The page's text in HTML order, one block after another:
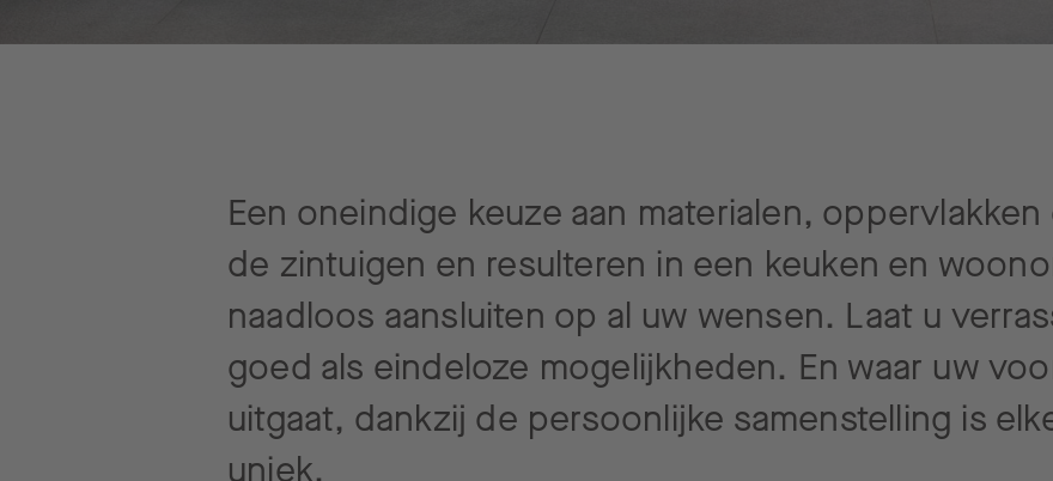
Een oneindige keuze aan materialen,
de zintuigen en resulteren in een keuken en
naadloos aansluiten op al uw wensen. Laat u
goed als eindeloze mogelijkheden. En waar uw
uitgaat, dankzij de persoonlijke samenstelling is
uniek.